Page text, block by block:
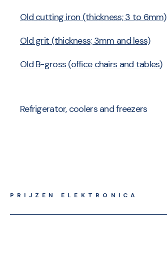
Old cutting iron (thickness; 3 to 6mm)
Old grit (thickness; 3mm and less)
Old B-gross (office chairs and tables)
Refrigerator, coolers and freezers
PRIJZEN ELEKTRONICA